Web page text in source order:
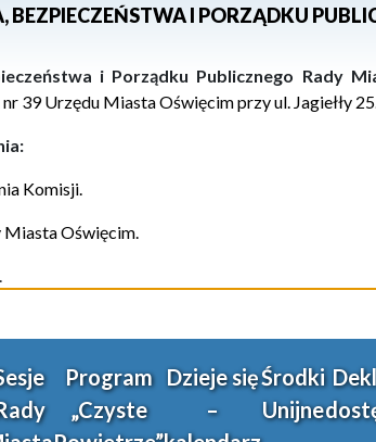
BEZPIECZEŃSTWA I PORZĄDKU
i Porządku Publicznego Rady
nr 39 Urzędu Miasta Oświęcimprzy ul. Jagiełły 25
Komisji.
Miasta Oświęcim.
Program
„Czyste
Dzieje się
–
Środki
Unijne